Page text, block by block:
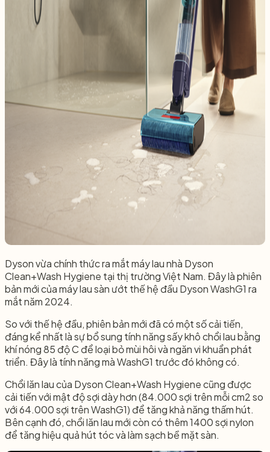
Dyson vừa chính thức ra mắt máy lau nhà Dyson
Clean+Wash Hygiene tại thị trường Việt Nam. Đây là phiên
bản mới của máy lau sàn ướt thế hệ đầu Dyson WashG1 ra
mắt năm 2024.
So với thế hệ đầu, phiên bản mới đã có một số cải tiến,
đáng kể nhất là sự bổ sung tính năng sấy khô chổi lau bằng
khí nóng 85 độ C để loại bỏ mùi hôi và ngăn vi khuẩn phát
triển. Đây là tính năng mà WashG1 trước đó không có.
Chổi lăn lau của Dyson Clean+Wash Hygiene cũng được
cải tiến với mật độ sợi dày hơn (84.000 sợi trên mỗi cm2 so
với 64.000 sợi trên WashG1) để tăng khả năng thấm hút.
Bên cạnh đó, chổi lăn lau mới còn có thêm 1400 sợi nylon
để tăng hiệu quả hút tóc và làm sạch bề mặt sàn.